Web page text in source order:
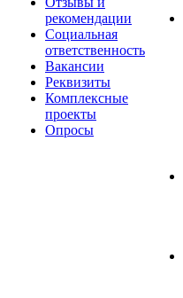
рекомендации
Социальная
ответственность
Вакансии
Реквизиты
Комплексные
проекты
Опросы